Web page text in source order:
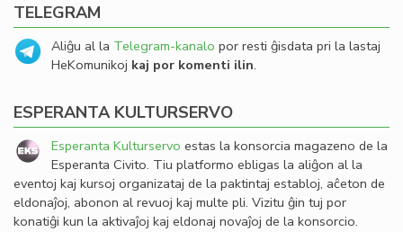
TELEGRAM
Aliĝu al la Telegram-kanalo por resti ĝisdata pri la lastaj
HeKomunikoj kaj por komenti ilin.
ESPERANTA KULTURSERVO
Esperanta Kulturservo estas la konsorcia magazeno de la
Esperanta Civito. Tiu platformo ebligas la aliĝon al la
eventoj kaj kursoj organizataj de la paktintaj establoj, aĉeton de
eldonaĵoj, abonon al revuoj kaj multe pli. Vizitu ĝin tuj por
konatiĝi kun la aktivaĵoj kaj eldonaj novaĵoj de la konsorcio.